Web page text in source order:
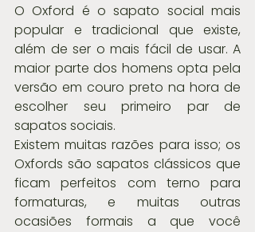
O Oxford é o sapato social mais
popular e tradicional que existe,
além de ser o mais fácil de usar. A
maior parte dos homens opta pela
versão em couro preto na hora de
escolher seu primeiro par de
sapatos sociais.
Existem muitas razões para isso; os
Oxfords são sapatos clássicos que
ficam perfeitos com terno para
formaturas, e muitas outras
ocasiões formais a que você